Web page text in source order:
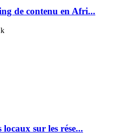
de contenu en Afri...
sur les rése...